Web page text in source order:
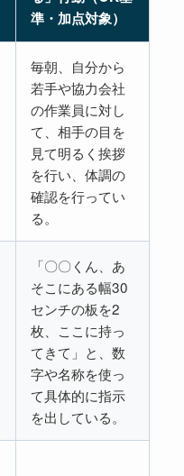
準・加点対象）
毎朝、自分から
若手や協力会社
の作業員に対し
て、相手の目を
見て明るく挨拶
を行い、体調の
確認を行ってい
る。
「〇〇くん、あ
そこにある幅30
センチの板を2
枚、ここに持っ
てきて」と、数
字や名称を使っ
て具体的に指示
を出している。